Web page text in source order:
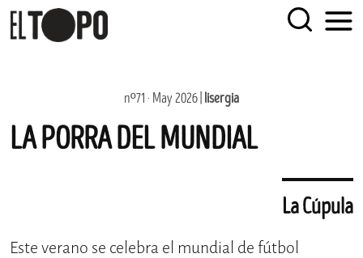
content
nº71 · May 2026 | lisergia
LA PORRA DEL MUNDIAL
La Cúpula
Este verano se celebra el mundial de fútbol